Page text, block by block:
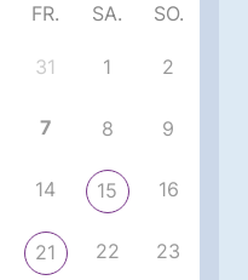
FR. SA. SO.
31 1 2
7 8 9
14 15 16
21 22 23